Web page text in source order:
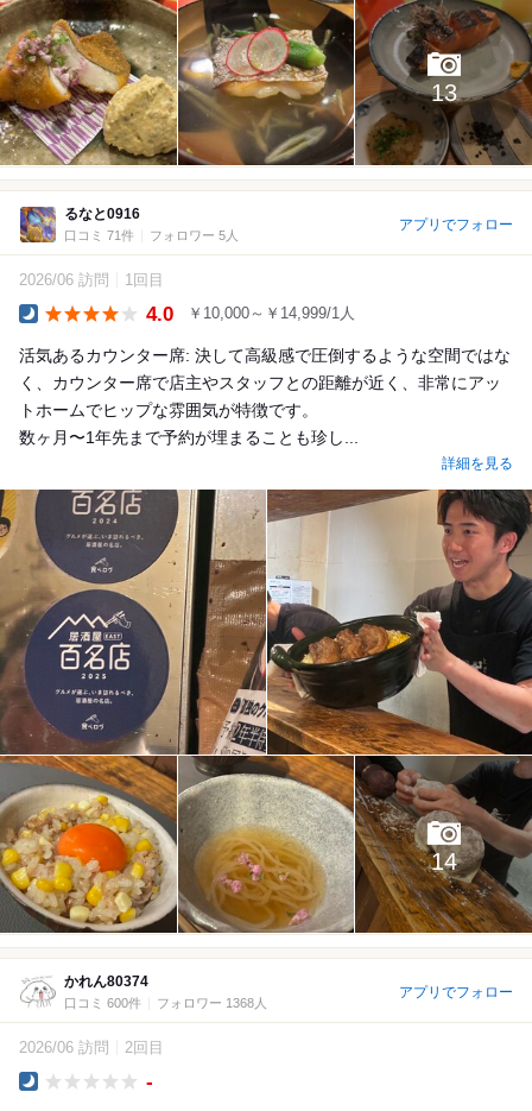
13
るなと0916
口コミ 71件 フォロワー 5人
アプリでフォロー
2026/06 訪問 1回目
4.0 ￥10,000～￥14,999/1人
活気あるカウンター席: 決して高級感で圧倒するような空間ではな
く、カウンター席で店主やスタッフとの距離が近く、非常にアッ
トホームでヒップな雰囲気が特徴です。
数ヶ月〜1年先まで予約が埋まることも珍し...
詳細を見る
14
かれん80374
口コミ 600件 フォロワー 1368人
アプリでフォロー
2026/06 訪問 2回目
-